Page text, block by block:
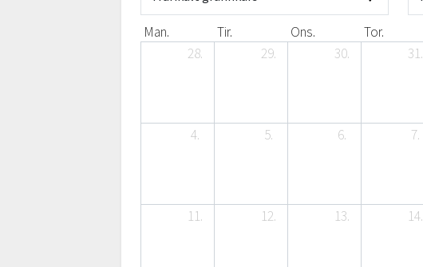
Man. Tir. Ons. Tor.
28.
29. 30. 31.
4. 5. 6. 7.
11. 12. 13. 14.